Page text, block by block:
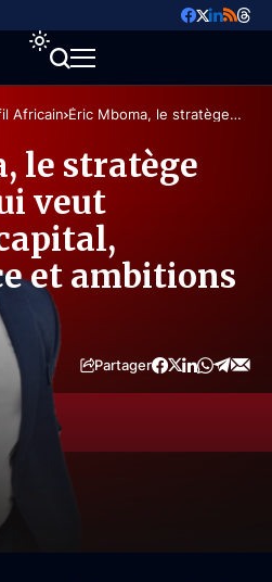
Africain Éric Mboma, le stratège
ambitions africaines
le stratège
veut
et ambitions
Partager